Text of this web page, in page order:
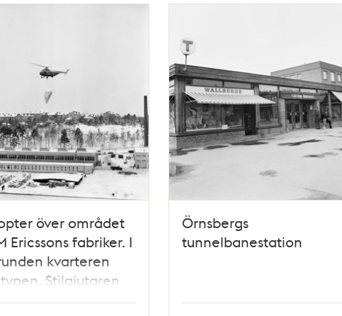
över området
Ericssons fabriker. I
kvarteren
Stilgjutaren
Örnsbergs
tunnelbanestation